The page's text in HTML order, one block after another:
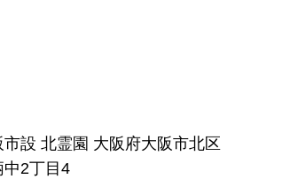
市設 北霊園 大阪府大阪市北区
中2丁目4